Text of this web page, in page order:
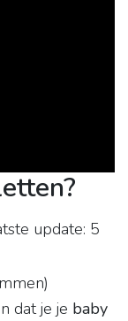
update: 5
)
dat je je baby